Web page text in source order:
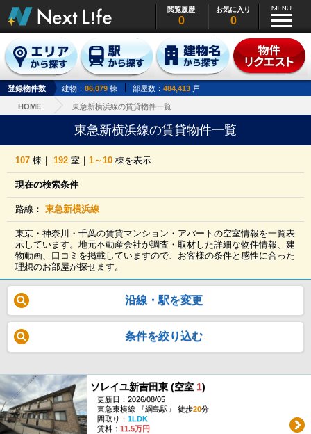
閲覧履歴
0
お気に入り
0
登録物件数 建物： 86,079 棟 部屋数： 484,413 戸
HOME 東急新横浜線の賃貸物件一覧
東急新横浜線の賃貸物件一覧
107 棟｜192 室｜1～10 棟を表示
現在の検索条件
路線：東急新横浜線
東京・神奈川・千葉の賃貸マンション・アパートの空室情報を一覧表
示しています。地元不動産会社が調査・取材した詳細な物件情報、建
物動画、口コミを掲載していますので、お客様の条件と感性に合った
理想のお部屋が探せます。
沿線・駅を変更
条件を絞り込む
ソレイユ新吉田東 (空室 1)
更新日：2026/08/05
東急東横線 『綱島駅』 徒歩20分
間取り： 1LDK
賃料： 11.5万円